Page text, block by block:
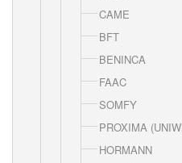
CAME
BFT
BENINCA
FAAC
SOMFY
PROXIMA
HORMANN